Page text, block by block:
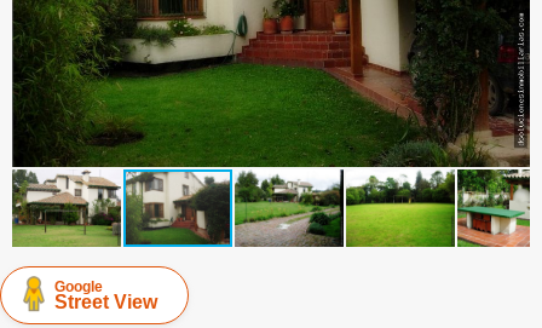
Google
Street View